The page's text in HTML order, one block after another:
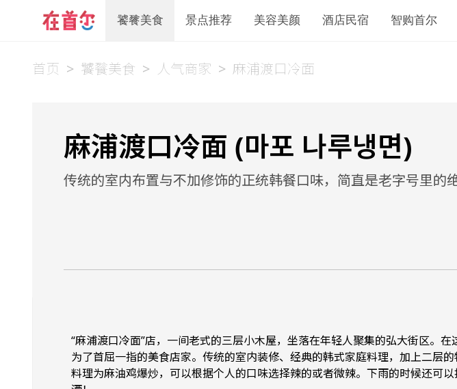
饕餮美食 景点推荐 美容美颜 酒店民宿 智购首尔
首页 > 饕餮美食 > 人气商家 > 麻浦渡口冷面
麻浦渡口冷面 (마포 나루냉면)
传统的室内布置与不加修饰的正统韩餐口味，简直是老字号里的绝
“麻浦渡口冷面”店，一间老式的三层小木屋，坐落在年轻人聚集的弘大街区。
为了首屈一指的美食店家。传统的室内装修、经典的韩式家庭料理，加上二层
料理为麻油鸡爆炒，可以根据个人的口味选择辣的或者微辣。下雨的时候还可